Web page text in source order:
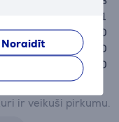
Noraidīt
1
0
0
0
ir veikuši pirkumu.